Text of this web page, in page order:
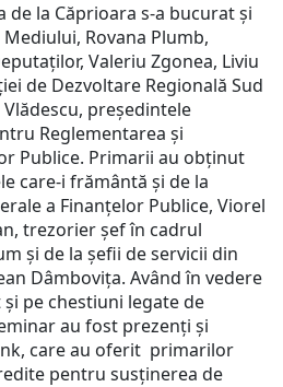
de la Căprioara s-a bucurat şi
Rovana Plumb,
Valeriu Zgonea, Liviu
de Dezvoltare Regională Sud
preşedintele
Reglementarea şi
Publice. Primarii au obţinut
care-i frământă şi de la
a Finanţelor Publice, Viorel
trezorier şef în cadrul
şi de la şefii de servicii din
Dâmboviţa. Având în vedere
pe chestiuni legate de
au fost prezenţi şi
care au oferit primarilor
pentru susţinerea de